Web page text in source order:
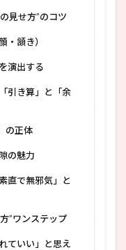
見せ方”のコツ
・頷き）
演出する
引き算」と「余
の正体
の魅力
直で無邪気」と
”ワンステップ
ていい」と思え